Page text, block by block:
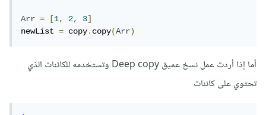
Arr = [1, 2, 3]
newList = copy.copy(Arr)
أما إذا أردت عمل نسخ عميق Deep copy وتستخدمه للكائنات الذي
تحتوي على كائنات